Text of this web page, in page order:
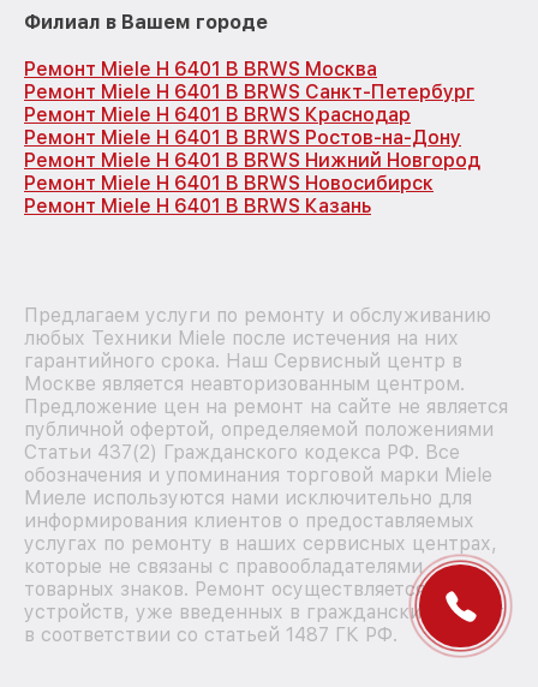
Филиал в Вашем городе
Ремонт Miele H 6401 B BRWS Москва
Ремонт Miele H 6401 B BRWS Санкт-Петербург
Ремонт Miele H 6401 B BRWS Краснодар
Ремонт Miele H 6401 B BRWS Ростов-на-Дону
Ремонт Miele H 6401 B BRWS Нижний Новгород
Ремонт Miele H 6401 B BRWS Новосибирск
Ремонт Miele H 6401 B BRWS Казань
Предлагаем услуги по ремонту и обслуживанию
любых Техники Miele после истечения на них
гарантийного срока. Наш Сервисный центр в
Москве является неавторизованным центром.
Предложение цен на ремонт на сайте не является
публичной офертой, определяемой положениями
Статьи 437(2) Гражданского кодекса РФ. Все
обозначения и упоминания торговой марки Miele
Миеле используются нами исключительно для
информирования клиентов о предоставляемых
услугах по ремонту в наших сервисных центрах,
которые не связаны с правообладателями
товарных знаков. Ремонт осуществляется для
устройств, уже введенных в гражданский оборот
в соответствии со статьей 1487 ГК РФ.